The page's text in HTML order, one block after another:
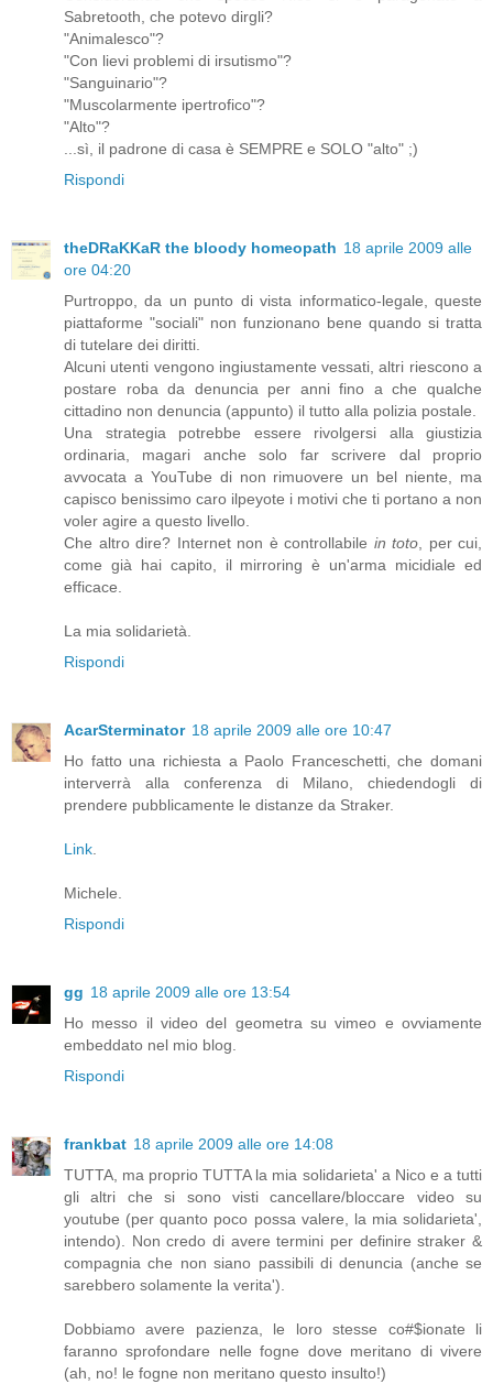
Sabretooth, che potevo dirgli?
"Animalesco"?
"Con lievi problemi di irsutismo"?
"Sanguinario"?
"Muscolarmente ipertrofico"?
"Alto"?
...sì, il padrone di casa è SEMPRE e SOLO "alto" ;)
Rispondi
theDRaKKaR the bloody homeopath 18 aprile 2009 alle
ore 04:20
Purtroppo, da un punto di vista informatico-legale, queste
piattaforme "sociali" non funzionano bene quando si tratta
di tutelare dei diritti.
Alcuni utenti vengono ingiustamente vessati, altri riescono a
postare roba da denuncia per anni fino a che qualche
cittadino non denuncia (appunto) il tutto alla polizia postale.
Una strategia potrebbe essere rivolgersi alla giustizia
ordinaria, magari anche solo far scrivere dal proprio
avvocata a YouTube di non rimuovere un bel niente, ma
capisco benissimo caro ilpeyote i motivi che ti portano a non
voler agire a questo livello.
Che altro dire? Internet non è controllabile in toto , per cui,
come già hai capito, il mirroring è un'arma micidiale ed
efficace.
La mia solidarietà.
Rispondi
AcarSterminator 18 aprile 2009 alle ore 10:47
Ho fatto una richiesta a Paolo Franceschetti, che domani
interverrà alla conferenza di Milano, chiedendogli di
prendere pubblicamente le distanze da Straker.
Link
Michele.
Rispondi
gg 18 aprile 2009 alle ore 13:54
Ho messo il video del geometra su vimeo e ovviamente
embeddato nel mio blog.
Rispondi
frankbat 18 aprile 2009 alle ore 14:08
TUTTA, ma proprio TUTTA la mia solidarieta' a Nico e a tutti
gli altri che si sono visti cancellare/bloccare video su
youtube (per quanto poco possa valere, la mia solidarieta',
intendo). Non credo di avere termini per definire straker &
compagnia che non siano passibili di denuncia (anche se
sarebbero solamente la verita').
Dobbiamo avere pazienza, le loro stesse co#$ionate li
faranno sprofondare nelle fogne dove meritano di vivere
(ah, no! le fogne non meritano questo insulto!)